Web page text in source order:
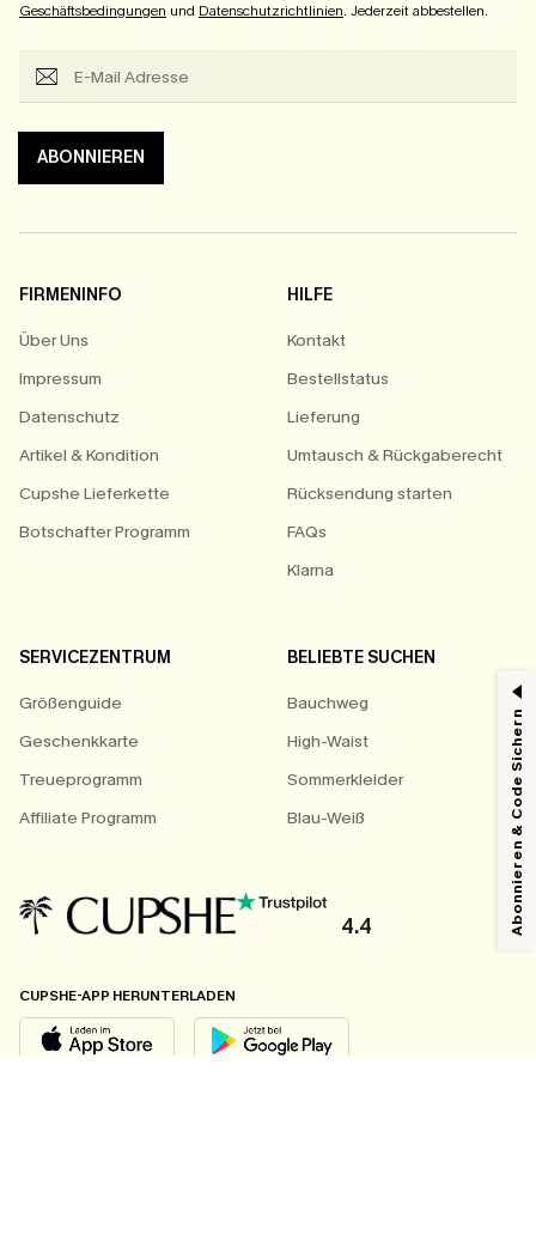
Geschäftsbedingungen und Datenschutzrichtlinien. Jederzeit abbestellen.
ABONNIEREN
FIRMENINFO
Über Uns
Impressum
Datenschutz
Artikel & Kondition
Cupshe Lieferkette
Botschafter Programm
HILFE
Kontakt
Bestellstatus
Lieferung
Umtausch & Rückgaberecht
Rücksendung starten
FAQs
Klarna
SERVICEZENTRUM
Größenguide
Geschenkkarte
Treueprogramm
Affiliate Programm
BELIEBTE SUCHEN
Bauchweg
High-Waist
Sommerkleider
Blau-Weiß
4.4
CUPSHE-APP HERUNTERLADEN
Abonnieren & Code Sichern